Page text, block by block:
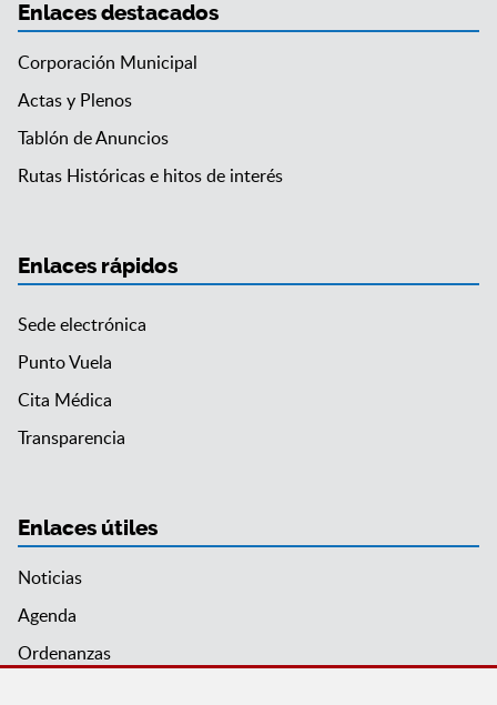
Enlaces destacados
Corporación Municipal
Actas y Plenos
Tablón de Anuncios
Rutas Históricas e hitos de interés
Enlaces rápidos
Sede electrónica
Punto Vuela
Cita Médica
Transparencia
Enlaces útiles
Noticias
Agenda
Ordenanzas